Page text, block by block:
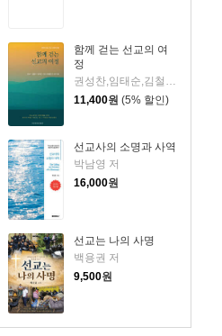
함께 걷는 선교의 여
정
권성찬,임태순,김철수,커크 J. 프랭클린,진마음,이성우,임만리,전승만 저
11,400원 (5% 할인)
선교사의 소명과 사역
박남영 저
16,000원
선교는 나의 사명
백용권 저
9,500원